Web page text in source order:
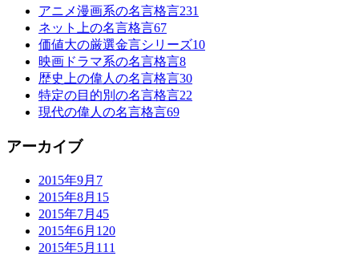
アニメ漫画系の名言格言231
ネット上の名言格言67
価値大の厳選金言シリーズ10
映画ドラマ系の名言格言8
歴史上の偉人の名言格言30
特定の目的別の名言格言22
現代の偉人の名言格言69
アーカイブ
2015年9月 7
2015年8月 15
2015年7月 45
2015年6月 120
2015年5月 111